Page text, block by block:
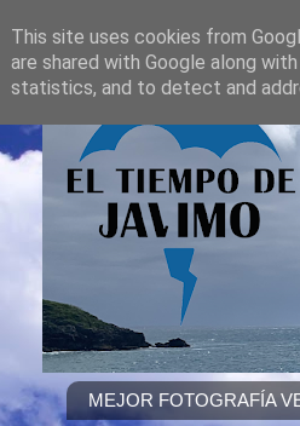
MEJOR FOTOGRAFÍA
This site uses cookies from
are shared with Google along
statistics, and to detect and